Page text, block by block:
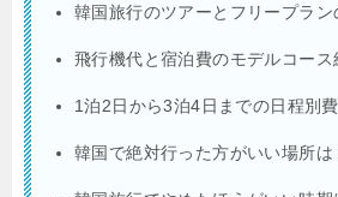
韓国旅行のツアーとフリープラン
飛行機代と宿泊費のモデルコース
1泊2日から3泊4日までの日程別
韓国で絶対行った方がいい場所は